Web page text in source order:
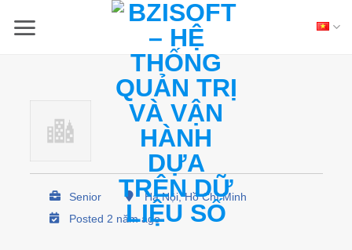
Senior
Hà Nội, Hồ Chí Minh
Posted 2 năm ago